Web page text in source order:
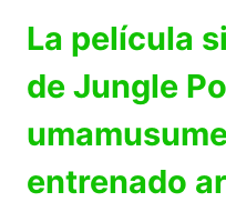
La película
de Jungle
entrenado